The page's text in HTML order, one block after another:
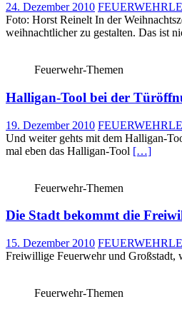
24. Dezember 2010
Foto: Horst Reinelt In der
weihnachtlicher zu gestalten. Das ist
Feuerwehr-Themen
Halligan-Tool bei der
19. Dezember 2010
Und weiter gehts mit dem Halligan-
mal eben das Halligan-Tool […]
Feuerwehr-Themen
Die Stadt bekommt die
15. Dezember 2010
Freiwillige Feuerwehr und Großstadt,
Feuerwehr-Themen